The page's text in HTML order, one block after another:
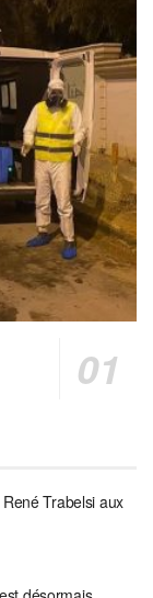
René Trabelsi aux